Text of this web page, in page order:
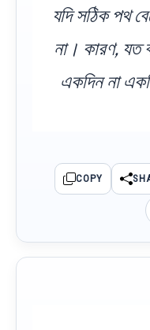
যদি সঠিক পথ
না। কারণ, যত
একদিন না
COPY